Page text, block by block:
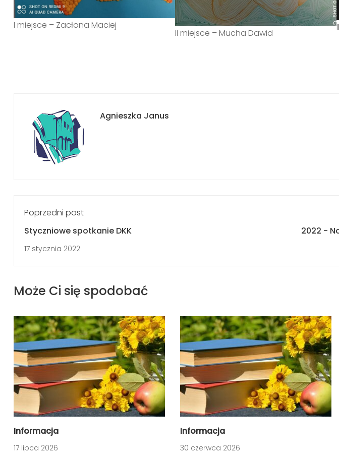
I miejsce – Zacłona Maciej
II miejsce – Mucha Dawid
Agnieszka Janus
Poprzedni post
Styczniowe spotkanie DKK
17 stycznia 2022
2022 -
Może Ci się spodobać
Informacja
17 lipca 2026
Informacja
30 czerwca 2026